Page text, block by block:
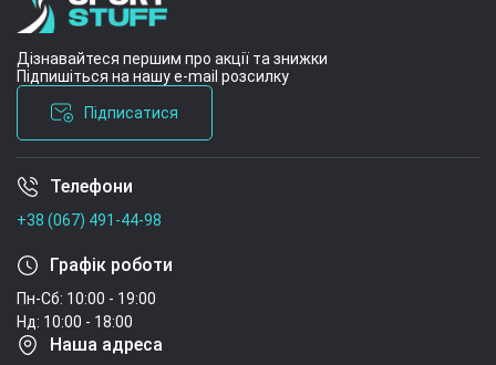
Дізнавайтеся першим про акції та знижки
Підпишіться на нашу e-mail розсилку
Підписатися
Умови угоди
Телефони
+38 (067) 491-44-98
Графік роботи
Пн-Сб: 10:00 - 19:00
Нд: 10:00 - 18:00
Наша адреса